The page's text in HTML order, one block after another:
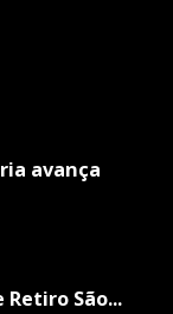
avança
São...